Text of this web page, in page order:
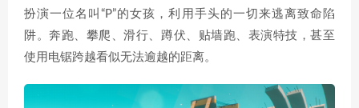
扮演一位名叫“P”的女孩，利用手头的一切来逃离致命陷
阱。奔跑、攀爬、滑行、蹲伏、贴墙跑、表演特技，甚至
使用电锯跨越看似无法逾越的距离。